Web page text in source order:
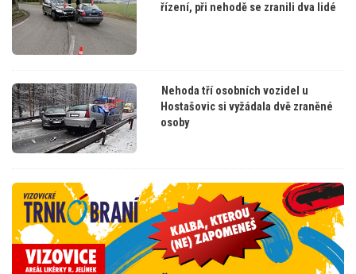
řízení, při nehodě se zranili dva lidé
Nehoda tří osobních vozidel u
Hostašovic si vyžádala dvě zraněné
osoby